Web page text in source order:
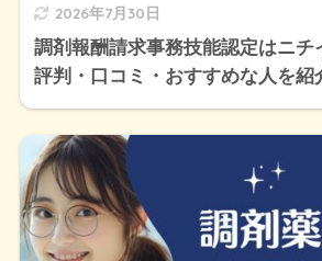
2026年7月30日
調剤報酬請求事務技能認定はニチ
評判・口コミ・おすすめな人を紹